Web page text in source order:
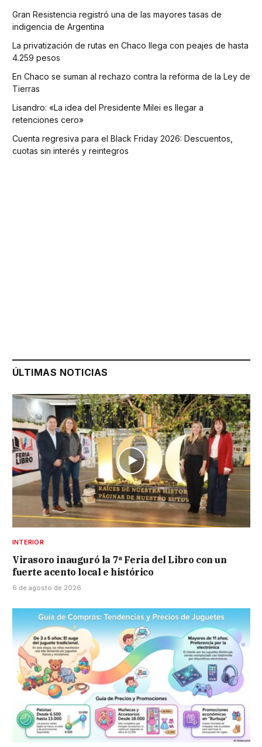
Gran Resistencia registró una de las mayores tasas de
indigencia de Argentina
La privatización de rutas en Chaco llega con peajes de hasta
4.259 pesos
En Chaco se suman al rechazo contra la reforma de la Ley de
Tierras
Lisandro: «La idea del Presidente Milei es llegar a
retenciones cero»
Cuenta regresiva para el Black Friday 2026: Descuentos,
cuotas sin interés y reintegros
ÚLTIMAS NOTICIAS
INTERIOR
Virasoro inauguró la 7ª Feria del Libro con un
fuerte acento local e histórico
6 de agosto de 2026